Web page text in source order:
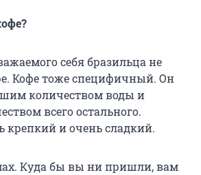
себя бразильца не
Кофе тоже специфичный. Он
количеством воды и
всего остального.
крепкий и очень сладкий.
Куда бы вы ни пришли, вам